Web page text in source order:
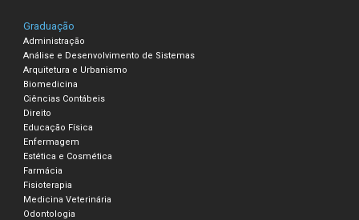
Graduação
Administração
Análise e Desenvolvimento de Sistemas
Arquitetura e Urbanismo
Biomedicina
Ciências Contábeis
Direito
Educação Física
Enfermagem
Estética e Cosmética
Farmácia
Fisioterapia
Medicina Veterinária
Odontologia